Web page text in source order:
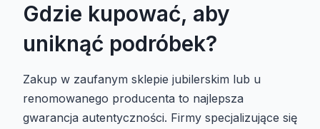
Gdzie kupować, aby
uniknąć podróbek?
Zakup w zaufanym sklepie jubilerskim lub u
renomowanego producenta to najlepsza
gwarancja autentyczności. Firmy specjalizujące się